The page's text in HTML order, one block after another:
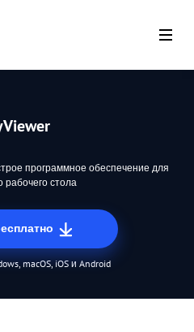
программное обеспечение для
рабочего стола
macOS, iOS и Android